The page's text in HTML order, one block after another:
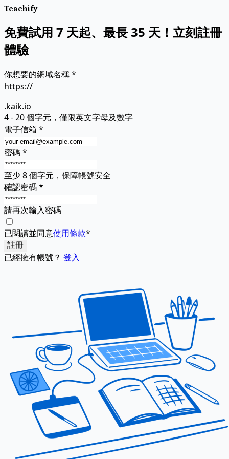
Teachify
免費試用 7 天起、最長 35 天！立刻註冊
體驗
你想要的網域名稱*
https://
.kaik.io
4 - 20 個字元，僅限英文字母及數字
電子信箱 *
密碼*
至少 8 個字元，保障帳號安全
確認密碼*
請再次輸入密碼
已閱讀並同意使用條款*
已經擁有帳號？ 登入